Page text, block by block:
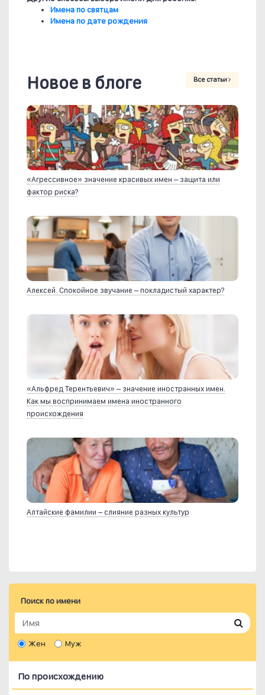
Имена по святцам
Имена по дате рождения
Новое в блоге Все статьи
«Агрессивное» значение красивых имен – защита или
фактор риска?
Алексей. Спокойное звучание – покладистый характер?
«Альфред Терентьевич» – значение иностранных имен.
Как мы воспринимаем имена иностранного
происхождения
Алтайские фамилии – слияние разных культур
Поиск по имени
Жен Муж
По происхождению